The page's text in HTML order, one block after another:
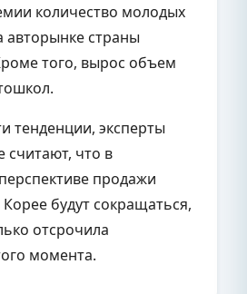
количество молодых
авторынке страны
того, вырос объем
тенденции, эксперты
считают, что в
продажи
будут сокращаться,
отсрочила
момента.